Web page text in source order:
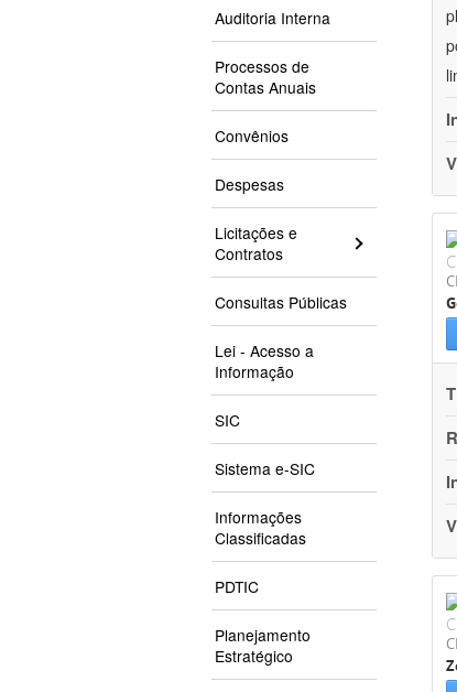
Auditoria Interna
Processos de
Contas Anuais
Convênios
Despesas
Licitações e
Contratos
Consultas Públicas
Lei - Acesso a
Informação
SIC
Sistema e-SIC
Informações
Classificadas
PDTIC
Planejamento
Estratégico